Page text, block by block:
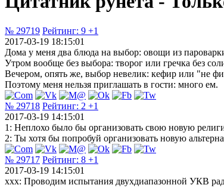
№ 29719 Рейтинг: 9 +1
2017-03-19 18:15:01
Дома у меня два блюда на выбор: овощи из
Утром вообще без выбора: творог или гречка без
Вечером, опять же, выбор невелик: кефир или "не
Поэтому меня нельзя приглашать в гости: много ем.
№ 29718 Рейтинг: 2 +1
2017-03-19 14:15:01
1: Неплохо было бы организовать свою новую
2: Ты хотя бы попробуй организовать новую
№ 29717 Рейтинг: 8 +1
2017-03-19 14:15:01
xxx: Проводим испытания двухдиапазонной УКВ